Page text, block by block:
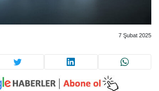
7 Şubat 2025